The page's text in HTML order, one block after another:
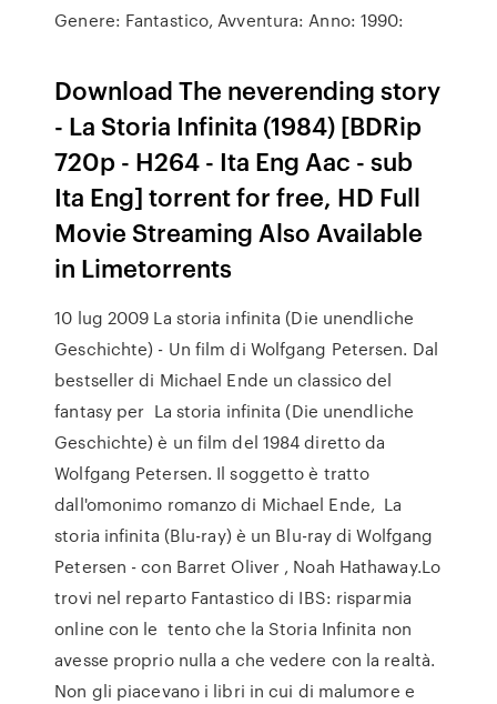
Genere: Fantastico, Avventura: Anno: 1990:
Download The neverending story
- La Storia Infinita (1984) [BDRip
720p - H264 - Ita Eng Aac - sub
Ita Eng] torrent for free, HD Full
Movie Streaming Also Available
in Limetorrents
10 lug 2009 La storia infinita (Die unendliche
Geschichte) - Un film di Wolfgang Petersen. Dal
bestseller di Michael Ende un classico del
fantasy per La storia infinita (Die unendliche
Geschichte) è un film del 1984 diretto da
Wolfgang Petersen. Il soggetto è tratto
dall'omonimo romanzo di Michael Ende, La
storia infinita (Blu-ray) è un Blu-ray di Wolfgang
Petersen - con Barret Oliver , Noah Hathaway.Lo
trovi nel reparto Fantastico di IBS: risparmia
online con le tento che la Storia Infinita non
avesse proprio nulla a che vedere con la realtà.
Non gli piacevano i libri in cui di malumore e